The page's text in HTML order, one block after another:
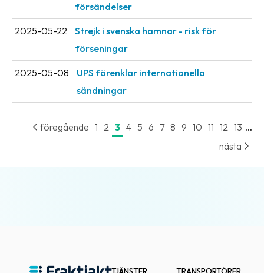
försändelser
2025-05-22
Strejk i svenska hamnar - risk för
förseningar
2025-05-08
UPS förenklar internationella
sändningar
föregående 1 2 3 4 5 6 7 8 9 10 11 12 13 ...
nästa